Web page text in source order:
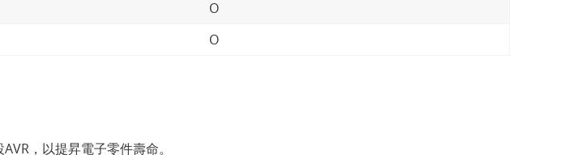
O
O
，以提昇電子零件壽命。